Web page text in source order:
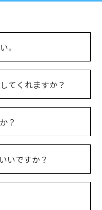
。
てくれますか？
？
いですか？